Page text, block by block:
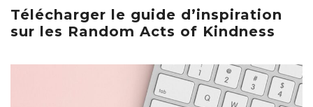
Télécharger le guide d’inspiration
sur les Random Acts of Kindness